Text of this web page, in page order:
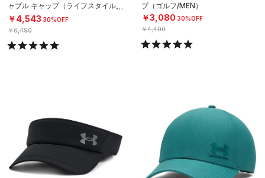
ャブル キャップ（ライフスタイル/U
NISEX）
￥4,543 30%OFF
￥6,490
プ（ゴルフ/MEN）
￥3,080 30%OFF
￥4,400